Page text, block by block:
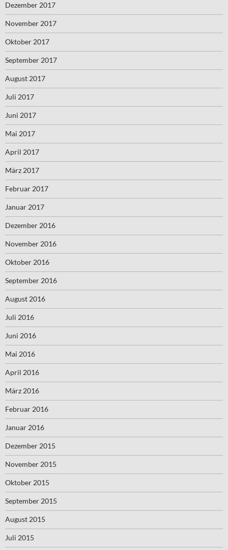
Dezember 2017
November 2017
Oktober 2017
September 2017
August 2017
Juli 2017
Juni 2017
Mai 2017
April 2017
März 2017
Februar 2017
Januar 2017
Dezember 2016
November 2016
Oktober 2016
September 2016
August 2016
Juli 2016
Juni 2016
Mai 2016
April 2016
März 2016
Februar 2016
Januar 2016
Dezember 2015
November 2015
Oktober 2015
September 2015
August 2015
Juli 2015